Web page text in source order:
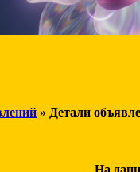
» Детали
На